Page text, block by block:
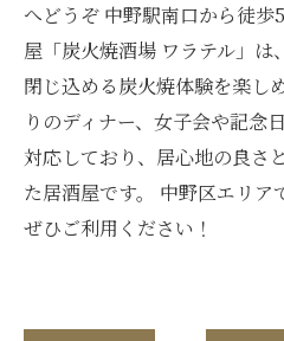
へどうぞ 中野駅南口から徒
屋「炭火焼酒場 ワラテル」は
閉じ込める炭火焼体験を楽し
りのディナー、女子会や記念
対応しており、居心地の良さ
た居酒屋です。 中野区エリア
ぜひご利用ください！